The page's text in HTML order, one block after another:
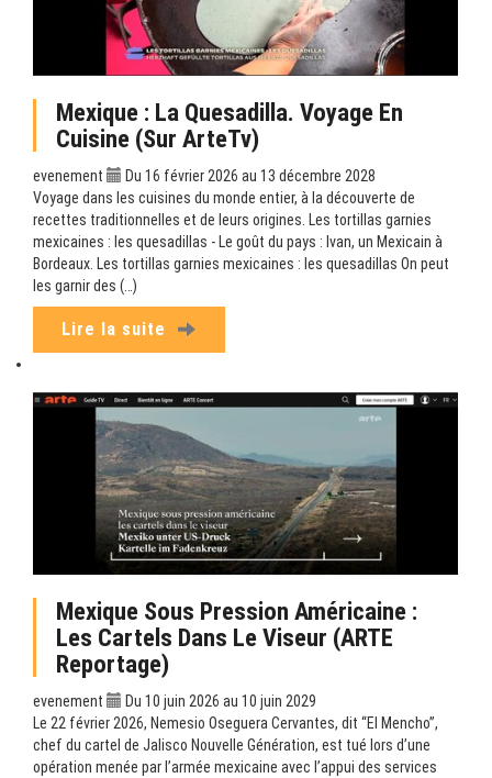
Mexique : La Quesadilla. Voyage En
Cuisine (sur ArteTv)
evenement
Du 16 février 2026 au 13 décembre 2028
Voyage dans les cuisines du monde entier, à la découverte de
recettes traditionnelles et de leurs origines. Les tortillas garnies
mexicaines : les quesadillas - Le goût du pays : Ivan, un Mexicain à
Bordeaux. Les tortillas garnies mexicaines : les quesadillas On peut
les garnir des (…)
Lire la suite
Mexique Sous Pression Américaine :
Les Cartels Dans Le Viseur (ARTE
Reportage)
evenement
Du 10 juin 2026 au 10 juin 2029
Le 22 février 2026, Nemesio Oseguera Cervantes, dit “El Mencho”,
chef du cartel de Jalisco Nouvelle Génération, est tué lors d’une
opération menée par l’armée mexicaine avec l’appui des services